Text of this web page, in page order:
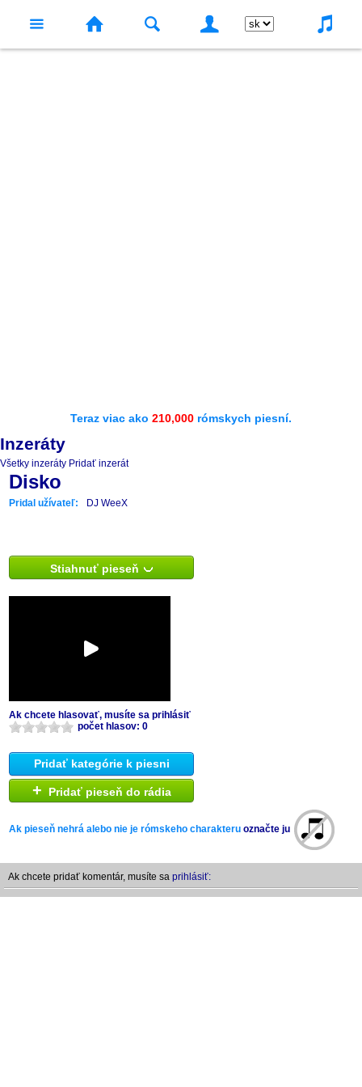
Teraz viac ako 210,000 rómskych piesní.
Inzeráty
Všetky inzeráty Pridať inzerát
Disko
Pridal užívateľ: DJ WeeX
Stiahnuť pieseň
Ak chcete hlasovať, musíte sa prihlásiť
počet hlasov: 0
Pridať kategórie k piesni
+ Pridať pieseň do rádia
Ak pieseň nehrá alebo nie je rómskeho charakteru označte ju
Ak chcete pridať komentár, musíte sa prihlásiť: